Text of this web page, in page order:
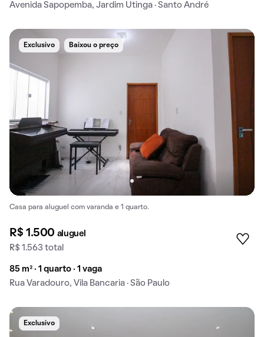
Avenida Sapopemba, Jardim Utinga · Santo André
Exclusivo Baixou o preço
Casa para aluguel com varanda e 1 quarto.
R$ 1.500 aluguel
R$ 1.563 total
85 m² · 1 quarto · 1 vaga
Rua Varadouro, Vila Bancaria · São Paulo
Exclusivo